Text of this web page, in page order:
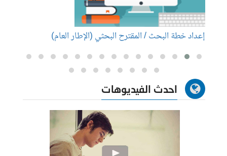
إعداد خطة البحث / المقترح البحثي (الإطار العام)
احدث الفيديوهات